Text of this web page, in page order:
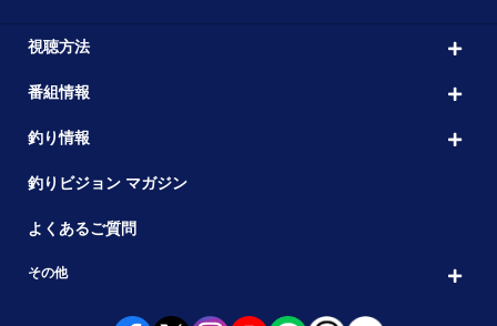
視聴方法
番組情報
釣り情報
釣りビジョン マガジン
よくあるご質問
その他